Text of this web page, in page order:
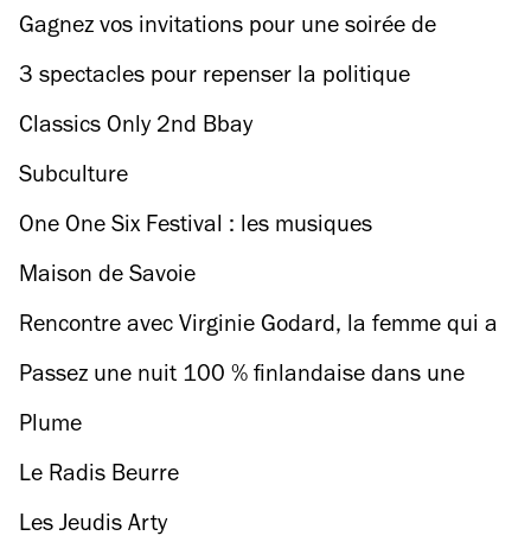
Gagnez vos invitations pour une soirée de
flamenco
3 spectacles pour repenser la politique
Classics Only 2nd Bbay
Subculture
One One Six Festival : les musiques
électroniques en fête dans trois lieux parisiens
Maison de Savoie
Rencontre avec Virginie Godard, la femme qui a
popularisé la street food à Paris
Passez une nuit 100 % finlandaise dans une
cabane en plein Paris
Plume
Le Radis Beurre
Les Jeudis Arty